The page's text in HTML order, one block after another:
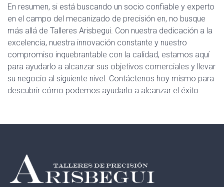
En resumen, si está buscando un socio confiable y experto
en el campo del mecanizado de precisión en, no busque
más allá de Talleres Arisbegui. Con nuestra dedicación a la
excelencia, nuestra innovación constante y nuestro
compromiso inquebrantable con la calidad, estamos aquí
para ayudarlo a alcanzar sus objetivos comerciales y llevar
su negocio al siguiente nivel. Contáctenos hoy mismo para
descubrir cómo podemos ayudarlo a alcanzar el éxito.